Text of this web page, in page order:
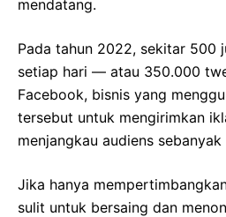
mendatang.
Pada tahun 2022, sekitar 500
setiap hari — atau 350.000
Facebook, bisnis yang
tersebut untuk mengirimkan
menjangkau audiens
Jika hanya
sulit untuk bersaing dan